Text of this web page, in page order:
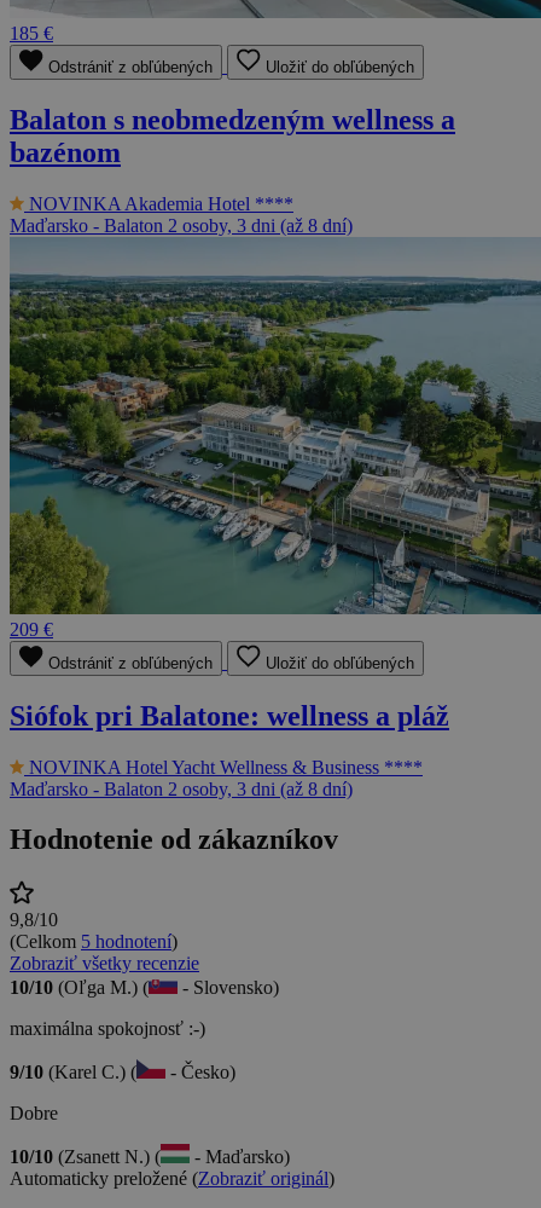
185 €
Odstrániť z obľúbených Uložiť do obľúbených
Balaton s neobmedzeným wellness a
bazénom
NOVINKA Akademia Hotel ****
Maďarsko - Balaton 2 osoby, 3 dni (až 8 dní)
209 €
Odstrániť z obľúbených Uložiť do obľúbených
Siófok pri Balatone: wellness a pláž
NOVINKA Hotel Yacht Wellness & Business ****
Maďarsko - Balaton 2 osoby, 3 dni (až 8 dní)
Hodnotenie od zákazníkov
9,8/10
(Celkom 5 hodnotení)
Zobraziť všetky recenzie
10/10 (Oľga M.) (
- Slovensko)
maximálna spokojnosť :-)
9/10 (Karel C.) (
- Česko)
Dobre
10/10 (Zsanett N.) (
- Maďarsko)
Automaticky preložené (Zobraziť originál)